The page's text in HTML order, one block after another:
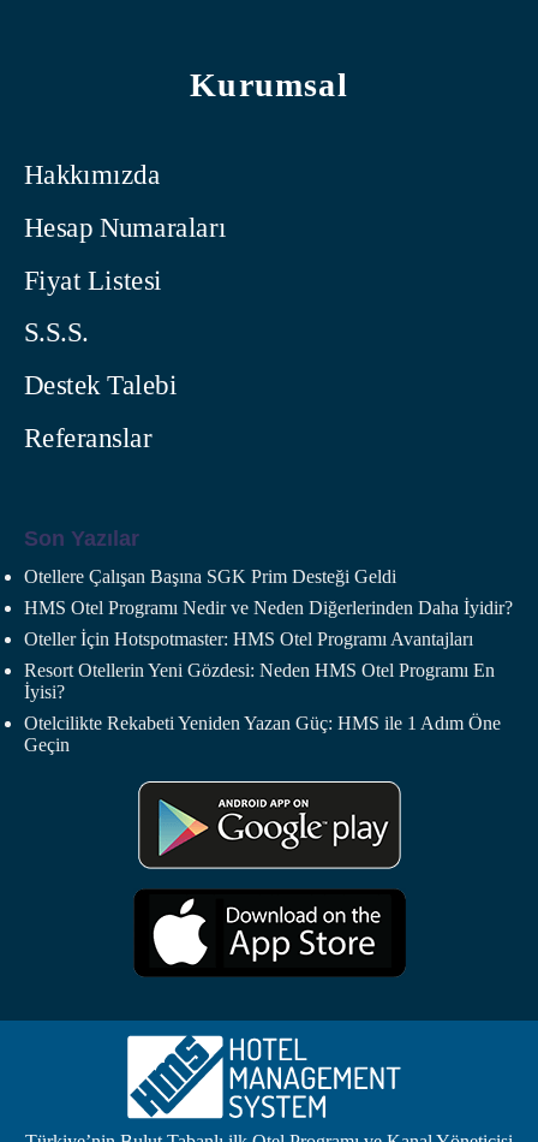
Kurumsal
Hakkımızda
Hesap Numaraları
Fiyat Listesi
S.S.S.
Destek Talebi
Referanslar
Son Yazılar
Otellere Çalışan Başına SGK Prim Desteği Geldi
HMS Otel Programı Nedir ve Neden Diğerlerinden Daha İyidir?
Oteller İçin Hotspotmaster: HMS Otel Programı Avantajları
Resort Otellerin Yeni Gözdesi: Neden HMS Otel Programı En
İyisi?
Otelcilikte Rekabeti Yeniden Yazan Güç: HMS ile 1 Adım Öne
Geçin